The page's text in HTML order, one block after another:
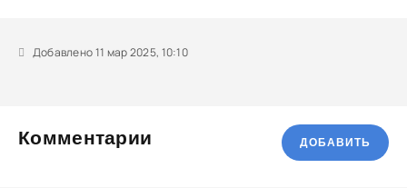
Добавлено 11 мар 2025, 10:10
Комментарии ДОБАВИТЬ